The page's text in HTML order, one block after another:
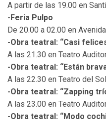
A partir de las 19.00 en
-Feria Pulpo
De 20.00 a 02.00 en
-Obra teatral: “Casi
A las 21.30 en Teatro
-Obra teatral: “Están
A las 22.30 en Teatro del
-Obra teatral: “Zapping
A las 23.00 en Teatro
-Obra teatral: “Modo